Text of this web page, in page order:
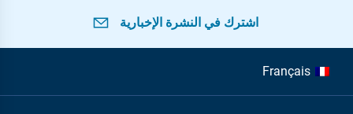
اشترك في النشرة الإخبارية
Français